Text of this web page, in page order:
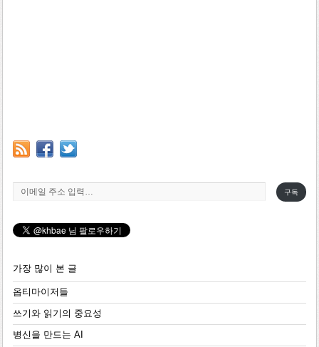
이메일 주소 입력…
구독
가장 많이 본 글
옵티마이저들
쓰기와 읽기의 중요성
병신을 만드는 AI